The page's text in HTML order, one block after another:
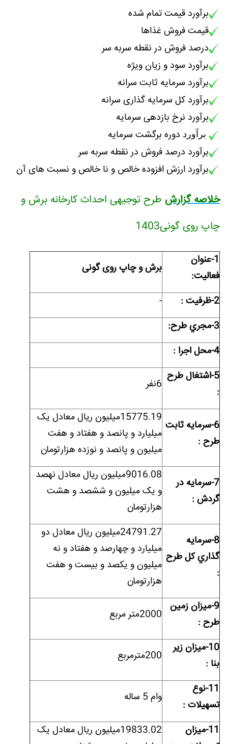
برآورد قیمت تمام شده
قیمت فروش غذاها
درصد فروش در نقطه سربه سر
برآورد سود و زیان ویژه
برآورد سرمایه ثابت سرانه
برآورد کل سرمایه گذاری سرانه
برآورد نرخ بازدهی سرمایه
برآورد دوره برگشت سرمایه
برآورد درصد فروش در نقطه سربه سر
برآورد ارزش افزوده خالص و نا خالص و نسبت های آن
خلاصه گزارش طرح توجیهی احداث کارخانه برش و
چاپ روی گونی1403
1-عنوان
فعاليت:
برش و چاپ روی گونی
2-ظرفيت :
-
3-مجري طرح:
4-محل اجرا :
5-اشتغال طرح
:
6نفر
6-سرمايه ثابت
طرح :
15775.19میلیون ریال معادل یک
میلیارد و پانصد و هفتاد و هفت
میلیون و پانصد و نوزده هزارتومان
7-سرمايه در
گردش :
9016.08میلیون ریال معادل نهصد
و یک میلیون و ششصد و هشت
هزارتومان
8-سرمايه
گذاري کل طرح
:
24791.27میلیون ریال معادل دو
میلیارد و چهارصد و هفتاد و نه
میلیون و یکصد و بیست و هفت
هزارتومان
9-ميزان زمين
طرح :
2000متر مربع
10-ميزان زیر
بنا :
200مترمربع
11-نوع
تسهيلات :
وام 5 ساله
11-ميزان
19833.02میلیون ریال معادل یک